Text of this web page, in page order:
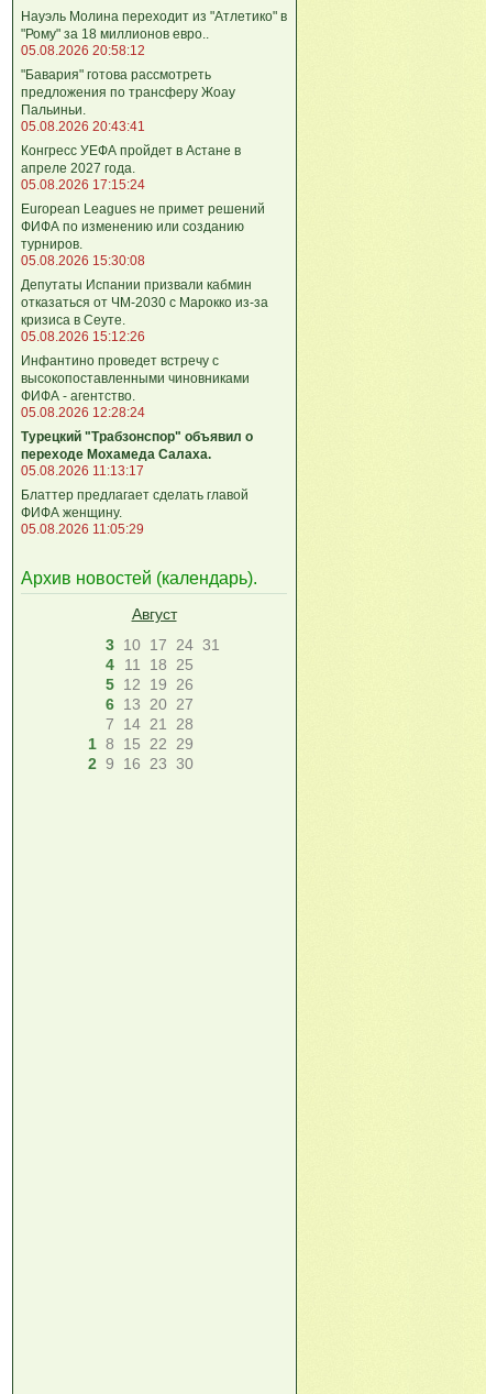
Науэль Молина переходит из "Атлетико" в
"Рому" за 18 миллионов евро..
05.08.2026 20:58:12
"Бавария" готова рассмотреть
предложения по трансферу Жоау
Пальиньи.
05.08.2026 20:43:41
Конгресс УЕФА пройдет в Астане в
апреле 2027 года.
05.08.2026 17:15:24
European Leagues не примет решений
ФИФА по изменению или созданию
турниров.
05.08.2026 15:30:08
Депутаты Испании призвали кабмин
отказаться от ЧМ-2030 с Марокко из-за
кризиса в Сеуте.
05.08.2026 15:12:26
Инфантино проведет встречу с
высокопоставленными чиновниками
ФИФА - агентство.
05.08.2026 12:28:24
Турецкий "Трабзонспор" объявил о
переходе Мохамеда Салаха.
05.08.2026 11:13:17
Блаттер предлагает сделать главой
ФИФА женщину.
05.08.2026 11:05:29
Архив новостей (календарь).
Август
3 10 17 24 31
4
11 18
25
5 12 19
26
6 13 20 27
7
14 21
28
1 8 15 22
29
2 9 16 23 30